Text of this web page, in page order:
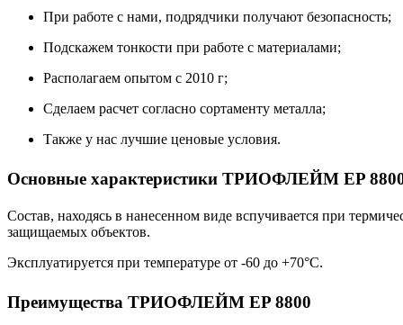
При работе с нами, подрядчики получают безопасность;
Подскажем тонкости при работе с материалами;
Располагаем опытом с 2010 г;
Сделаем расчет согласно сортаменту металла;
Также у нас лучшие ценовые условия.
Основные характеристики ТРИОФЛЕЙМ EP
Состав, находясь в нанесенном виде вспучивается при
защищаемых объектов.
Эксплуатируется при температуре от -60 до +70°С.
Преимущества ТРИОФЛЕЙМ EP 8800